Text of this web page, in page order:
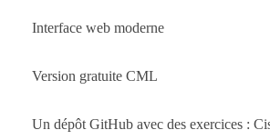
Interface web moderne
Version gratuite CML
Un dépôt GitHub avec des exercices :